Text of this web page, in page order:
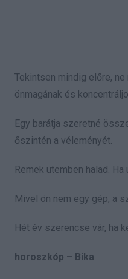
Tekintsen mindig előre,
önmagának és
Egy barátja szeretné
őszintén a véleményét.
Remek ütemben halad.
Mivel ön nem egy gép, a
Hét év szerencse vár, ha
horoszkóp – Bika